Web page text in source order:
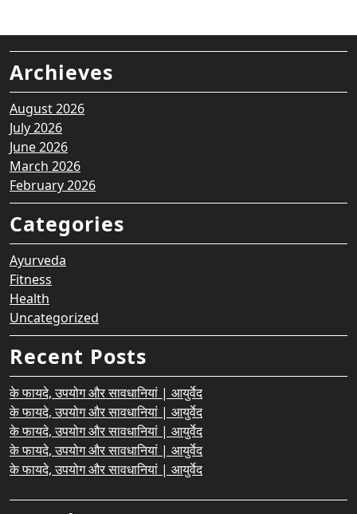
Archieves
August 2026
July 2026
June 2026
March 2026
February 2026
Categories
Ayurveda
Fitness
Health
Uncategorized
Recent Posts
के फायदे, उपयोग और सावधानियां | आयुर्वेद
के फायदे, उपयोग और सावधानियां | आयुर्वेद
के फायदे, उपयोग और सावधानियां | आयुर्वेद
के फायदे, उपयोग और सावधानियां | आयुर्वेद
के फायदे, उपयोग और सावधानियां | आयुर्वेद